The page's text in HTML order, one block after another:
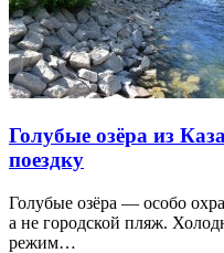
Голубые озёра из
поездку
Голубые озёра — особо
а не городской пляж.
режим…